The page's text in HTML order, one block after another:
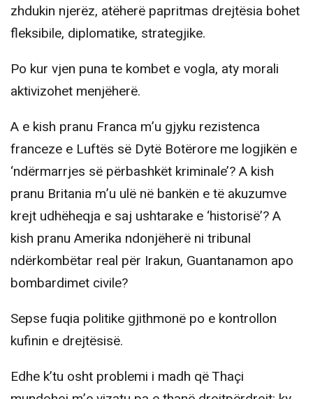
zhdukin njerëz, atëherë papritmas drejtësia bohet
fleksibile, diplomatike, strategjike.
Po kur vjen puna te kombet e vogla, aty morali
aktivizohet menjëherë.
A e kish pranu Franca m’u gjyku rezistenca
franceze e Luftës së Dytë Botërore me logjikën e
‘ndërmarrjes së përbashkët kriminale’? A kish
pranu Britania m’u ulë në bankën e të akuzumve
krejt udhëheqja e saj ushtarake e ‘historisë’? A
kish pranu Amerika ndonjëherë ni tribunal
ndërkombëtar real për Irakun, Guantanamon apo
bombardimet civile?
Sepse fuqia politike gjithmonë po e kontrollon
kufinin e drejtësisë.
Edhe k’tu osht problemi i madh që Thaçi